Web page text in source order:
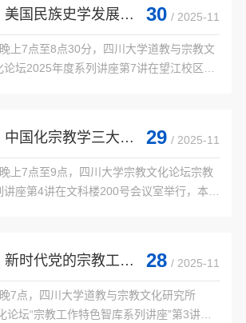
士研究生及线上学者踊跃听讲。才让教授
与文化中极具影响力的人物，其形象从历史
教、...
纪要|刘海涛：美国民族史学发展中的困境及启示 30 / 2025-11
上7点至8点30分，四川大学道教与宗教文
坛2025年度系列讲座第7讲在望江校区文
参加讲座。刘海涛教授从国际比较视野出
族史学的学科特质、学术贡献以及现实困
，进一步...
纪要|卓新平：中国化宗教学三大体系建设 29 / 2025-11
上7点至9点，四川大学宗教文化论坛宗教
座第4讲在文科楼200号会议室举行，本场
外国语学院的刘瑞云教授，文新学院的完
大学的梁栋老师。讲座现场学术气氛热烈。
便...
纪要|肖尧中：新时代党的宗教工作理论与方针政策 28 / 2025-11
7点，四川大学道教与宗教文化研究所
论坛“宗教工作特色智库系列讲座”第3讲在